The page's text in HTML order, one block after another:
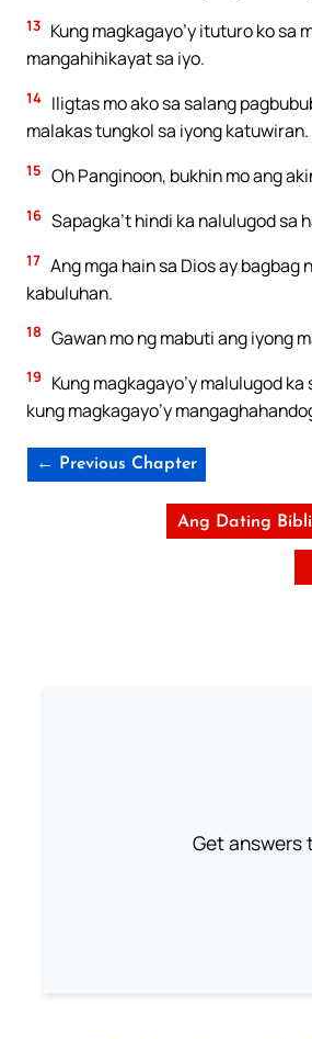
13 Kung magkagayo’y ituturo ko sa
mangahihikayat sa iyo.
14 Iligtas mo ako sa salang
malakas tungkol sa iyong katuwiran.
15 Oh Panginoon, bukhin mo ang
16 Sapagka’t hindi ka nalulugod sa
17 Ang mga hain sa Dios ay
kabuluhan.
18 Gawan mo ng mabuti ang iyong
19
Kung magkagayo’y malulugod
kung magkagayo’y
← Previous Chapter
Ang Dating
Get answers